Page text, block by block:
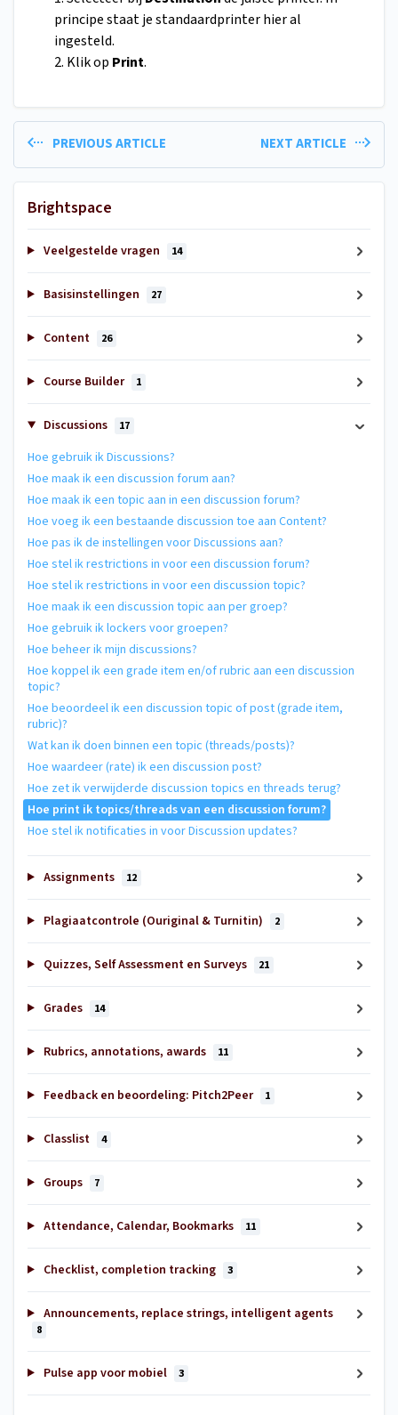
principe staat je standaardprinter hier al
ingesteld.
2. Klik op Print.
PREVIOUS ARTICLE NEXT ARTICLE
Brightspace
Veelgestelde vragen 14
Basisinstellingen 27
Content 26
Course Builder 1
Discussions 17
Hoe gebruik ik Discussions?
Hoe maak ik een discussion forum aan?
Hoe maak ik een topic aan in een discussion forum?
Hoe voeg ik een bestaande discussion toe aan Content?
Hoe pas ik de instellingen voor Discussions aan?
Hoe stel ik restrictions in voor een discussion forum?
Hoe stel ik restrictions in voor een discussion topic?
Hoe maak ik een discussion topic aan per groep?
Hoe gebruik ik lockers voor groepen?
Hoe beheer ik mijn discussions?
Hoe koppel ik een grade item en/of rubric aan een discussion
topic?
Hoe beoordeel ik een discussion topic of post (grade item,
rubric)?
Wat kan ik doen binnen een topic (threads/posts)?
Hoe waardeer (rate) ik een discussion post?
Hoe zet ik verwijderde discussion topics en threads terug?
Hoe print ik topics/threads van een discussion forum?
Hoe stel ik notificaties in voor Discussion updates?
Assignments 12
Plagiaatcontrole (Ouriginal & Turnitin) 2
Quizzes, Self Assessment en Surveys 21
Grades 14
Rubrics, annotations, awards 11
Feedback en beoordeling: Pitch2Peer 1
Classlist 4
Groups 7
Attendance, Calendar, Bookmarks 11
Checklist, completion tracking 3
Announcements, replace strings, intelligent agents
8
Pulse app voor mobiel 3